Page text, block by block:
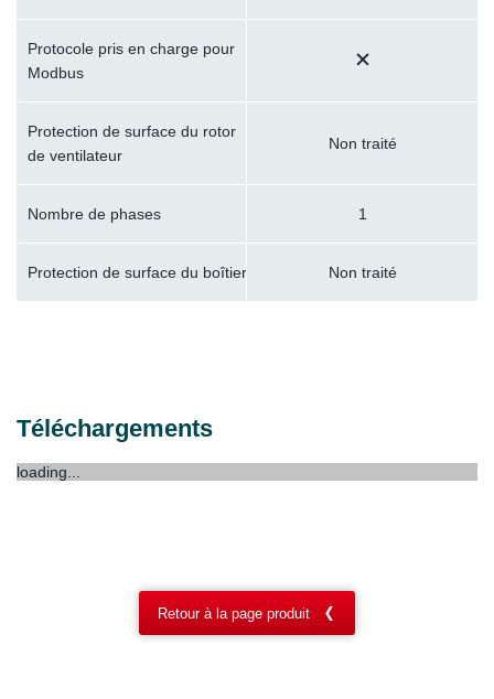
Protocole pris en charge pour
Modbus
Protection de surface du rotor
de ventilateur
Non traité
Nombre de phases 1
Protection de surface du boîtier Non traité
Téléchargements
loading...
Retour à la page produit